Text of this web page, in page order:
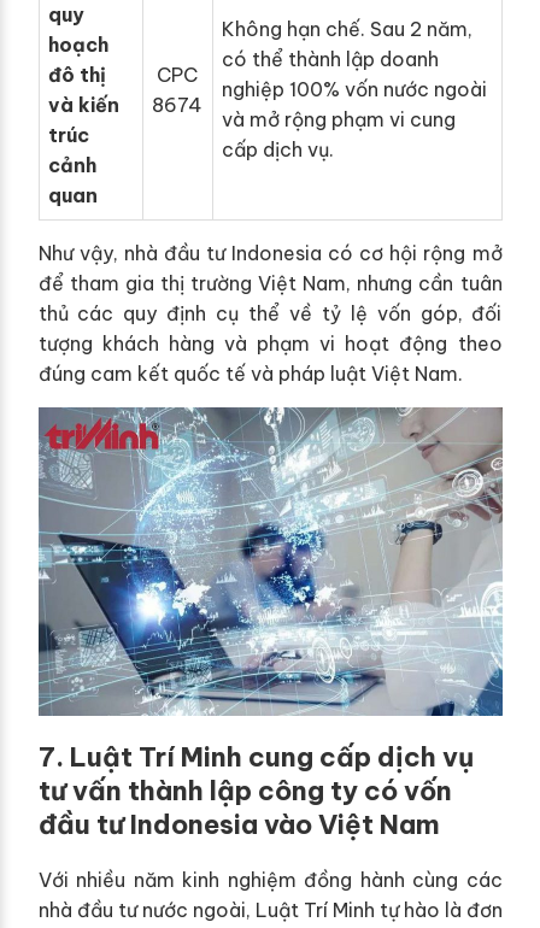
quy
hoạch
đô thị
và kiến
trúc
cảnh
quan
CPC
8674
Không hạn chế. Sau 2 năm,
có thể thành lập doanh
nghiệp 100% vốn nước ngoài
và mở rộng phạm vi cung
cấp dịch vụ.
Như vậy, nhà đầu tư Indonesia có cơ hội rộng mở
để tham gia thị trường Việt Nam, nhưng cần tuân
thủ các quy định cụ thể về tỷ lệ vốn góp, đối
tượng khách hàng và phạm vi hoạt động theo
đúng cam kết quốc tế và pháp luật Việt Nam.
7. Luật Trí Minh cung cấp dịch vụ
tư vấn thành lập công ty có vốn
đầu tư Indonesia vào Việt Nam
Với nhiều năm kinh nghiệm đồng hành cùng các
nhà đầu tư nước ngoài, Luật Trí Minh tự hào là đơn